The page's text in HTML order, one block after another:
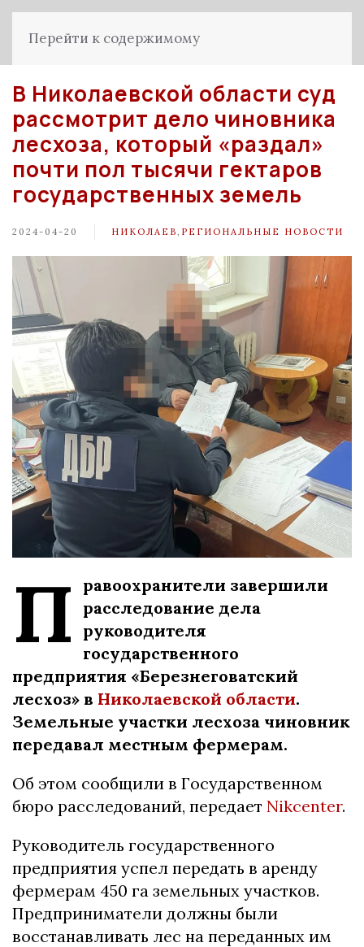
Перейти к содержимому
В Николаевской области суд
рассмотрит дело чиновника
лесхоза, который «раздал»
почти пол тысячи гектаров
государственных земель
2024-04-20 НИКОЛАЕВ РЕГИОНАЛЬНЫЕ НОВОСТИ
П
равоохранители завершили
расследование дела
руководителя
государственного
предприятия «Березнеговатский
лесхоз» в Николаевской области.
Земельные участки лесхоза чиновник
передавал местным фермерам.
Об этом сообщили в Государственном
бюро расследований, передает Nikcenter.
Руководитель государственного
предприятия успел передать в аренду
фермерам 450 га земельных участков.
Предприниматели должны были
восстанавливать лес на переданных им